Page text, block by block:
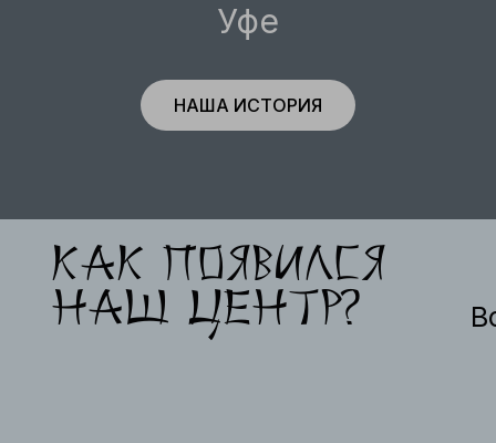
Уфе
НАША ИСТОРИЯ
Как появился
наш центр?